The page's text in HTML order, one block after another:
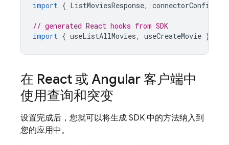
import { ListMoviesResponse, connectorConfig
// generated React hooks from SDK
import { useListAllMovies, useCreateMovie }
在 React 或 Angular 客户端中
使用查询和突变
设置完成后，您就可以将生成 SDK 中的方法纳入到
您的应用中。